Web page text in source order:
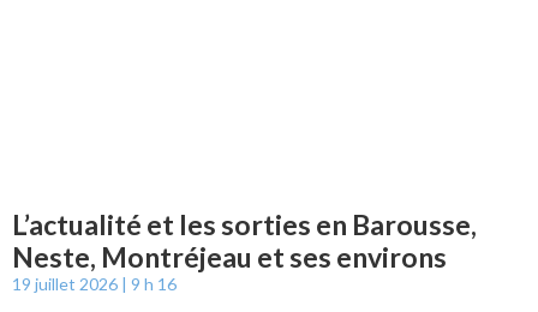
L’actualité et les sorties en Barousse,
Neste, Montréjeau et ses environs
19 juillet 2026 9 h 16